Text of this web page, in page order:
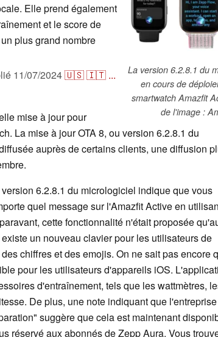
La version 6.2.8.1 du
en cours de
smartwatch Amazfit
de l'image :
Elle prend également
et le score de
plus grand nombre
11/07/2024🇺🇸🇮🇹 ...
mise à jour pour
La mise à jour OTA 8, ou version 6.2.8.1 du
auprès de certains clients, une diffusion
6.2.8.1 du micrologiciel indique que vous
quel message sur l'Amazfit Active en
cette fonctionnalité n'était proposée
un nouveau clavier pour les utilisateurs de
chiffres et des emojis. On ne sait pas encore
pour les utilisateurs d'appareils iOS.
d'entraînement, tels que les wattmètres,
De plus, une note indiquant que
suggère que cela est maintenant
réservé aux abonnés de Zepp Aura. Vous